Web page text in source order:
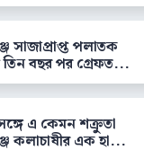
সাজাপ্রাপ্ত পলাতক
বছর পর গ্রেফত...
এ কেমন শক্রুতা
কলাচাষীর এক হা...